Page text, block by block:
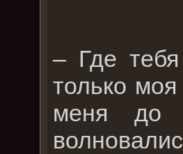
– Где
только
меня до